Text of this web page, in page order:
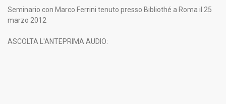
Seminario con Marco Ferrini tenuto presso Bibliothé a Roma il 25
marzo 2012
ASCOLTA L'ANTEPRIMA AUDIO: